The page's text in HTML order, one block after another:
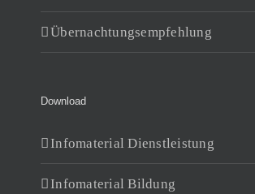
Übernachtungsempfehlung
Download
Infomaterial Dienstleistung
Infomaterial Bildung